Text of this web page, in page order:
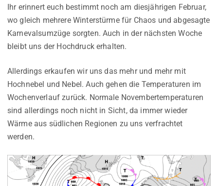
Ihr erinnert euch bestimmt noch am diesjährigen Februar,
wo gleich mehrere Winterstürme für Chaos und abgesagte
Karnevalsumzüge sorgten. Auch in der nächsten Woche
bleibt uns der Hochdruck erhalten.
Allerdings erkaufen wir uns das mehr und mehr mit
Hochnebel und Nebel. Auch gehen die Temperaturen im
Wochenverlauf zurück. Normale Novembertemperaturen
sind allerdings noch nicht in Sicht, da immer wieder
Wärme aus südlichen Regionen zu uns verfrachtet
werden.